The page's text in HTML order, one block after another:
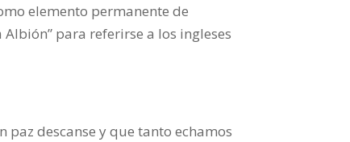
elemento permanente de
para referirse a los ingleses
paz descanse y que tanto echamos